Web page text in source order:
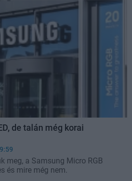
de talán még korai
meg, a Samsung Micro RGB
és mire még nem.